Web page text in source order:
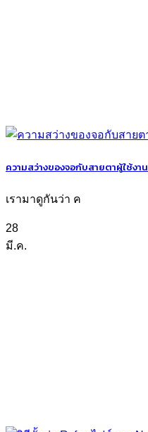
ความสว่างของจอกับสายตาผู้ใช้งาน
เรามาดูกันว่า ค
28
มี.ค.